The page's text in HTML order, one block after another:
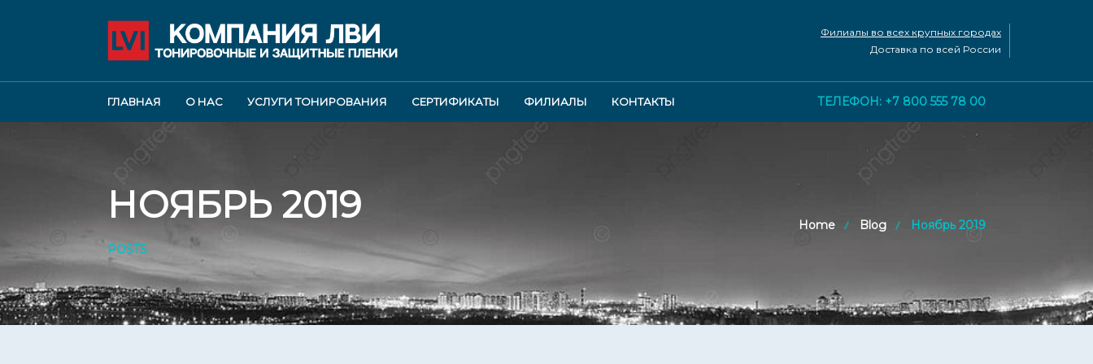
ГЛАВНАЯ О НАС УСЛУГИ ТОНИРОВАНИЯ СЕРТИФИКАТЫ ФИЛИАЛЫ КОНТАКТЫ ТЕЛЕФОН: +7 800 555 78 00
Филиалы во всех крупных городах
Доставка по всей России
НОЯБРЬ 2019
POSTS
Home Blog Ноябрь 2019